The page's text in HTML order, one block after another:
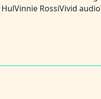
Vinnie RossiVivid audio